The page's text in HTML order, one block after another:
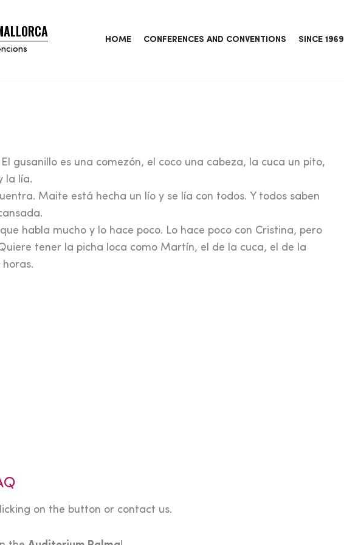
HOME CONFERENCES AND CONVENTIONS SINCE 1969
gusanillo es una comezón, el coco una cabeza, la cuca un pito,
la lía.
Maite está hecha un lío y se lía con todos. Y todos saben
habla mucho y lo hace poco. Lo hace poco con Cristina, pero
tener la picha loca como Martín, el de la cuca, el de la
on the button or contact us.